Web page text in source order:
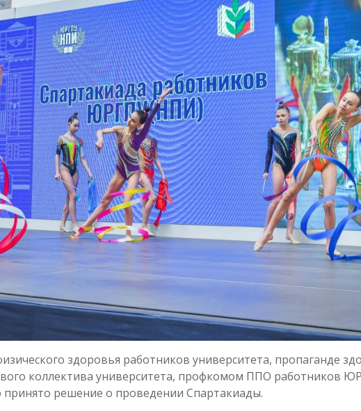
здоровья работников университета, пропаганде
коллектива университета, профкомом ППО работников
решение о проведении Спартакиады.